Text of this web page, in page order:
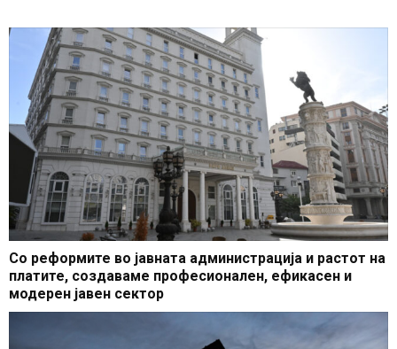
Со реформите во јавната администрација и растот на
платите, создаваме професионален, ефикасен и
модерен јавен сектор